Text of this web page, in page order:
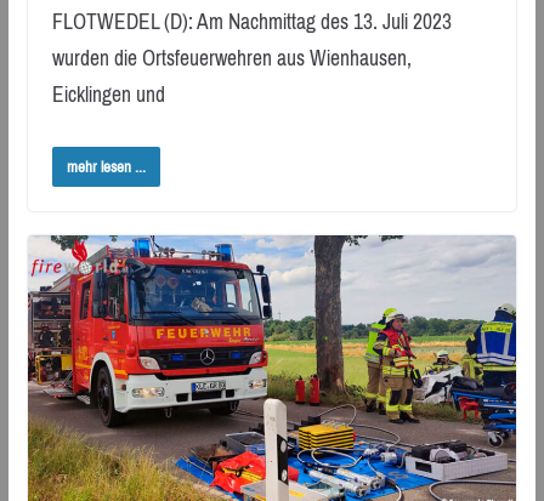
FLOTWEDEL (D): Am Nachmittag des 13. Juli 2023
wurden die Ortsfeuerwehren aus Wienhausen,
Eicklingen und
mehr lesen ...